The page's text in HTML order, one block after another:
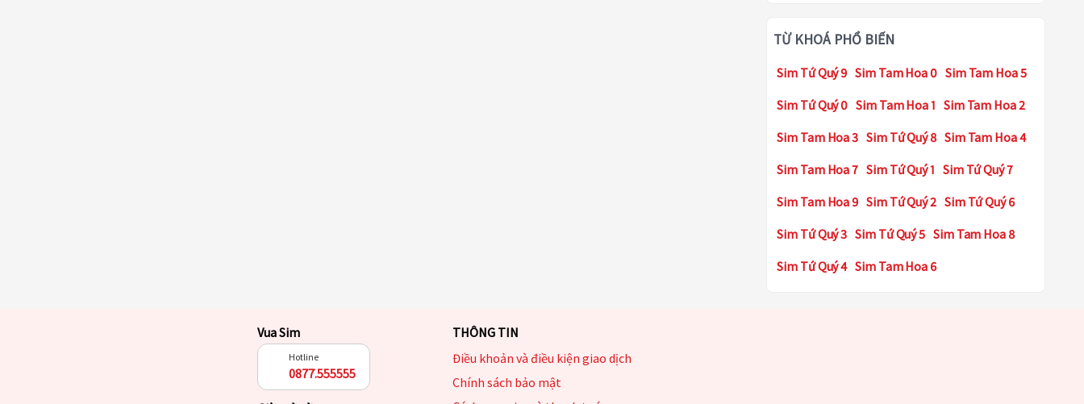
TỪ KHOÁ PHỔ BIẾN
Sim Tứ Quý 9 Sim Tam Hoa 0 Sim Tam Hoa 5
Sim Tứ Quý 0 Sim Tam Hoa 1 Sim Tam Hoa 2
Sim Tam Hoa 3 Sim Tứ Quý 8 Sim Tam Hoa 4
Sim Tam Hoa 7 Sim Tứ Quý 1 Sim Tứ Quý 7
Sim Tam Hoa 9 Sim Tứ Quý 2 Sim Tứ Quý 6
Sim Tứ Quý 3 Sim Tứ Quý 5 Sim Tam Hoa 8
Sim Tứ Quý 4 Sim Tam Hoa 6
Vua Sim
Hotline
0877.555555
THÔNG TIN
Điều khoản và điều kiện giao dịch
Chính sách bảo mật